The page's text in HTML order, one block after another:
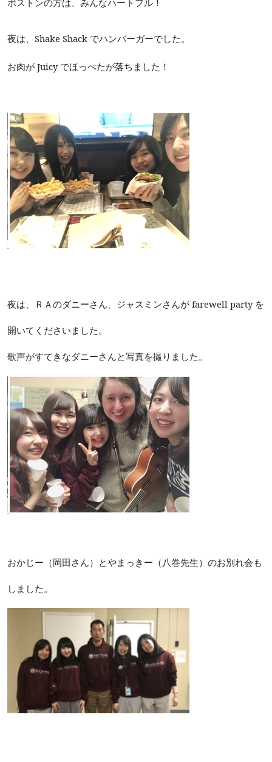
ボストンの方は、みんなハートフル！
夜は、Shake Shack でハンバーガーでした。
お肉が Juicy でほっぺたが落ちました！
夜は、ＲＡのダニーさん、ジャスミンさんが farewell party を
開いてくださいました。
歌声がすてきなダニーさんと写真を撮りました。
おかじー（岡田さん）とやまっきー（八巻先生）のお別れ会も
しました。